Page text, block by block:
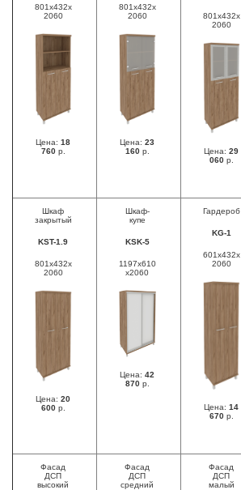
801x432x
2060
Цена: 18
760р.
801x432x
2060
Цена: 23
160р.
801x432x
2060
Цена: 29
060р.
Шкаф
закрытый
KST-1.9
801x432x
2060
Цена: 20
600р.
Шкаф-
купе
KSK-5
1197x610
x2060
Цена: 42
870р.
Гардероб
KG-1
601x432x
2060
Цена: 14
670р.
Фасад
ДСП
высокий
Фасад
ДСП
средний
Фасад
ДСП
малый